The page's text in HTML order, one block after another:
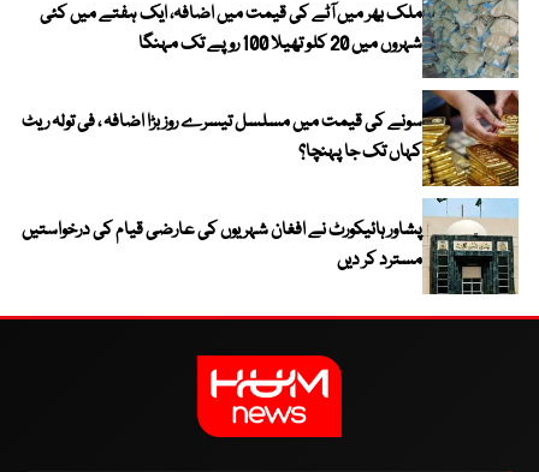
ملک بھر میں آٹے کی قیمت میں اضافہ، ایک ہفتے میں کئی
شہروں میں 20 کلو تھیلا 100 روپے تک مہنگا
سونے کی قیمت میں مسلسل تیسرے روز بڑا اضافہ ، فی تولہ ریٹ
کہاں تک جا پہنچا؟
پشاور ہائیکورٹ نے افغان شہریوں کی عارضی قیام کی درخواستیں
مسترد کر دیں